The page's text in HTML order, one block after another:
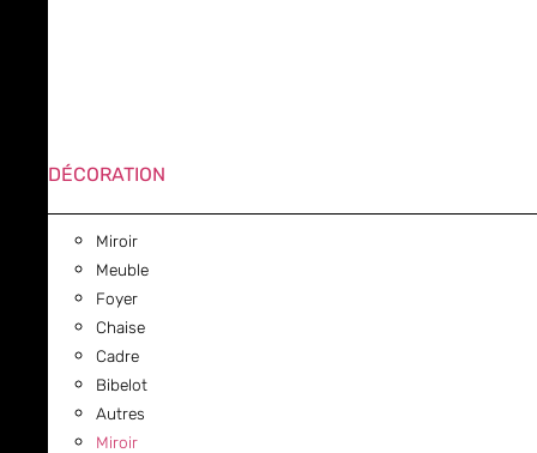
DÉCORATION
Miroir
Meuble
Foyer
Chaise
Cadre
Bibelot
Autres
Miroir